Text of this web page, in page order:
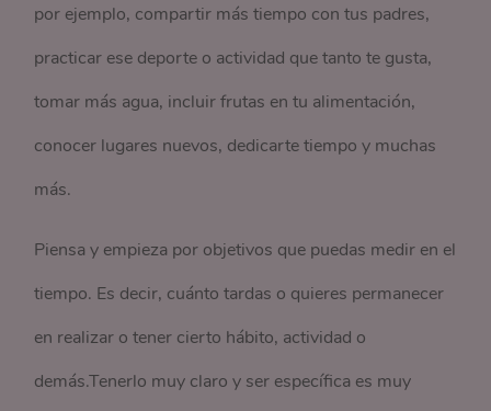
por ejemplo, compartir más tiempo con tus padres,
practicar ese deporte o actividad que tanto te gusta,
tomar más agua, incluir frutas en tu alimentación,
conocer lugares nuevos, dedicarte tiempo y muchas
más.
Piensa y empieza por objetivos que puedas medir en el
tiempo. Es decir, cuánto tardas o quieres permanecer
en realizar o tener cierto hábito, actividad o
demás.Tenerlo muy claro y ser específica es muy